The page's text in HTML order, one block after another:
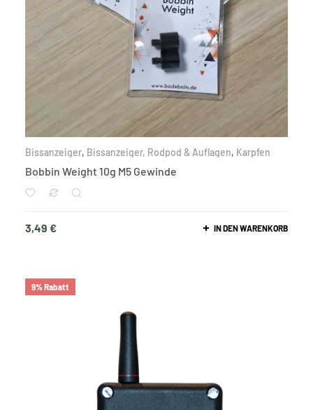
Bissanzeiger, Bissanzeiger, Rodpod & Auflagen, Karpfen
Bobbin Weight 10g M5 Gewinde
3,49 € IN DEN WARENKORB
9% Rabatt